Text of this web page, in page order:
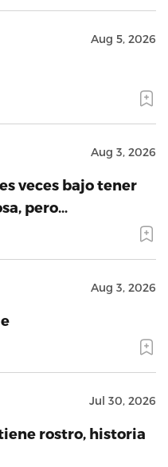
Aug 5, 2026
Aug 3, 2026
veces bajo tener
pero…
Aug 3, 2026
Jul 30, 2026
rostro, historia